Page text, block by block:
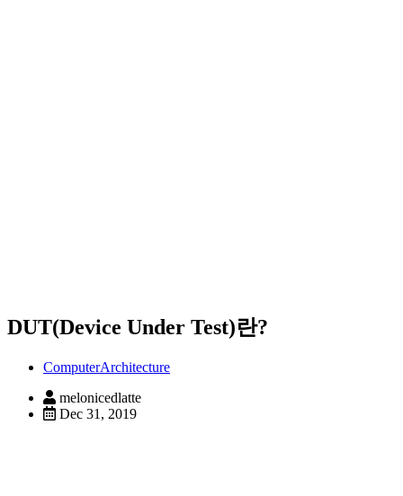
DUT(Device Under Test)란?
ComputerArchitecture
melonicedlatte
Dec 31, 2019